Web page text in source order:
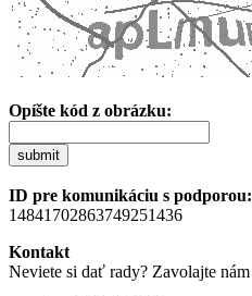
Opíšte kód z obrázku:
submit
ID pre komunikáciu s podporou:
14841702863749251436
Kontakt
Neviete si dať rady? Zavolajte nám